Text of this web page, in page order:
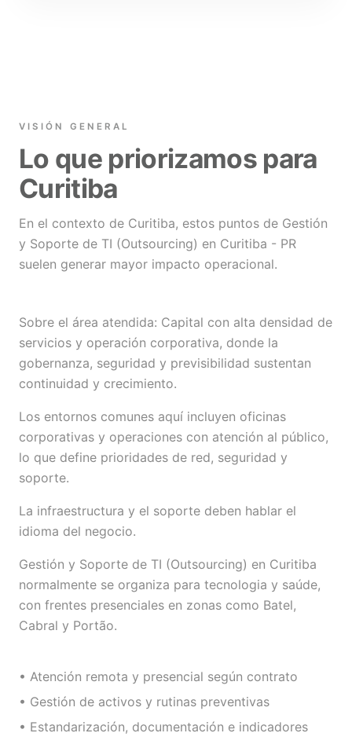
VISIÓN GENERAL
Lo que priorizamos para
Curitiba
En el contexto de Curitiba, estos puntos de Gestión
y Soporte de TI (Outsourcing) en Curitiba - PR
suelen generar mayor impacto operacional.
Sobre el área atendida: Capital con alta densidad de
servicios y operación corporativa, donde la
gobernanza, seguridad y previsibilidad sustentan
continuidad y crecimiento.
Los entornos comunes aquí incluyen oficinas
corporativas y operaciones con atención al público,
lo que define prioridades de red, seguridad y
soporte.
La infraestructura y el soporte deben hablar el
idioma del negocio.
Gestión y Soporte de TI (Outsourcing) en Curitiba
normalmente se organiza para tecnologia y saúde,
con frentes presenciales en zonas como Batel,
Cabral y Portão.
• Atención remota y presencial según contrato
• Gestión de activos y rutinas preventivas
• Estandarización, documentación e indicadores